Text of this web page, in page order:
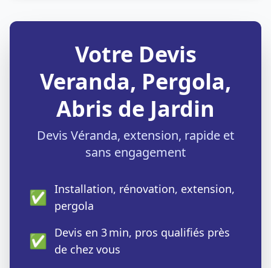
Votre Devis
Veranda, Pergola,
Abris de Jardin
Devis Véranda, extension, rapide et
sans engagement
✅ Installation, rénovation, extension,
pergola
✅ Devis en 3 min, pros qualifiés près
de chez vous